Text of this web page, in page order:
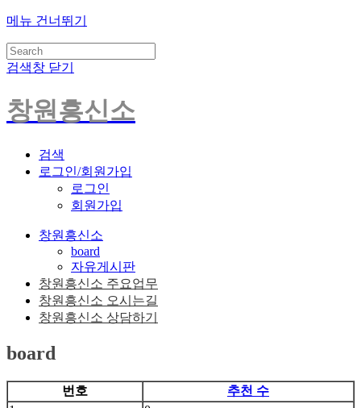
메뉴 건너뛰기
검색창 닫기
창원흥신소
검색
로그인/회원가입
로그인
회원가입
창원흥신소
board
자유게시판
창원흥신소 주요업무
창원흥신소 오시는길
창원흥신소 상담하기
board
번호
추천 수